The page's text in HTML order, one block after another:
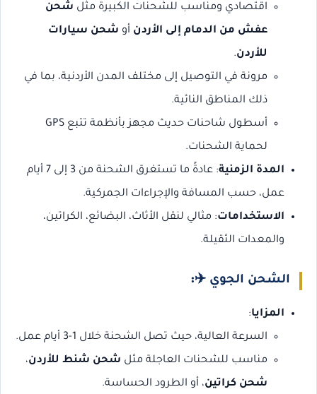
اقتصادي ومناسب للشحنات الكبيرة مثل شحن
عفش من الدمام إلى الأردن أو شحن سيارات
للأردن.
مرونة في التوصيل إلى مختلف المدن الأردنية، بما في
ذلك المناطق النائية.
أسطول شاحنات حديث مجهز بأنظمة تتبع GPS
لحماية الشحنات.
المدة الزمنية
: عادةً ما تستغرق الشحنة من 3 إلى 7 أيام
عمل، حسب المسافة والإجراءات الجمركية.
الاستخدامات: مثالي لنقل الأثاث، البضائع، الكراتين،
والمعدات الثقيلة.
الشحن الجوي ✈️:
المزايا:
السرعة العالية، حيث تصل الشحنة خلال 1-3 أيام عمل.
مناسب للشحنات العاجلة مثل شحن شنط للأردن،
شحن كراتين، أو الطرود الحساسة.